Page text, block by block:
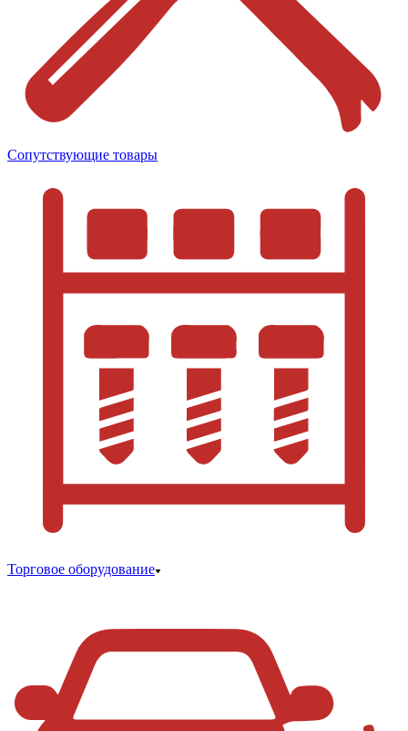
Сопутствующие товары
Торговое оборудование